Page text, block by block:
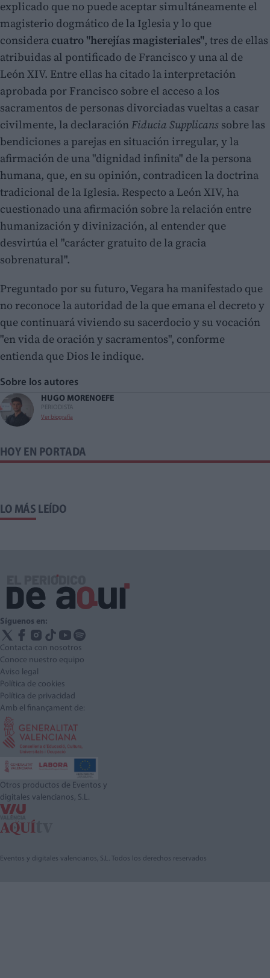
explicado que no puede aceptar simultáneamente el
magisterio dogmático de la Iglesia y lo que
considera cuatro "herejías magisteriales", tres de ellas
atribuidas al pontificado de Francisco y una al de
León XIV. Entre ellas ha citado la interpretación
aprobada por Francisco sobre el acceso a los
sacramentos de personas divorciadas vueltas a casar
civilmente, la declaraciónFiducia Supplicans sobre las
bendiciones a parejas en situación irregular, y la
afirmación de una "dignidad infinita" de la persona
humana, que, en su opinión, contradicen la doctrina
tradicional de la Iglesia. Respecto a León XIV, ha
cuestionado una afirmación sobre la relación entre
humanización y divinización, al entender que
desvirtúa el "carácter gratuito de la gracia
sobrenatural".
Preguntado por su futuro, Vegara ha manifestado que
no reconoce la autoridad de la que emana el decreto y
que continuará viviendo su sacerdocio y su vocación
"en vida de oración y sacramentos", conforme
entienda que Dios le indique.
Sobre los autores
HUGO MORENO
PERIODISTA
Ver biografía
EFE
HOY EN PORTADA
LO MÁS LEÍDO
Síguenos en:
Contacta con nosotros
Conoce nuestro equipo
Aviso legal
Política de cookies
Política de privacidad
Amb el finançament de:
Otros productos de Eventos y
digitales valencianos, S.L.
Eventos y digitales valencianos, S.L. Todos los derechos reservados